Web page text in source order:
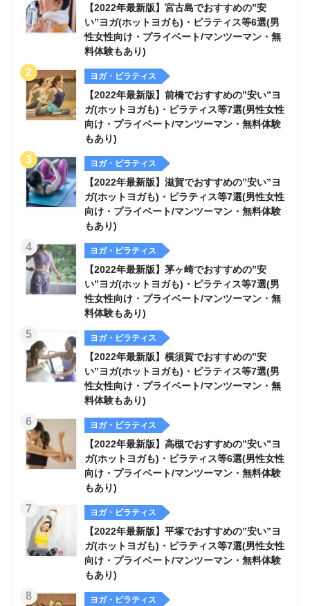
【2022年最新版】宮古島でおすすめの”安
い”ヨガ(ホットヨガも)・ピラティス等6選(男
性女性向け・プライベート/マンツーマン・無
料体験もあり)
ヨガ・ピラティス
【2022年最新版】前橋でおすすめの”安い”ヨ
ガ(ホットヨガも)・ピラティス等7選(男性女性
向け・プライベート/マンツーマン・無料体験
もあり)
ヨガ・ピラティス
【2022年最新版】滋賀でおすすめの”安い”ヨ
ガ(ホットヨガも)・ピラティス等7選(男性女性
向け・プライベート/マンツーマン・無料体験
もあり)
ヨガ・ピラティス
【2022年最新版】茅ヶ崎でおすすめの”安
い”ヨガ(ホットヨガも)・ピラティス等7選(男
性女性向け・プライベート/マンツーマン・無
料体験もあり)
ヨガ・ピラティス
【2022年最新版】横須賀でおすすめの”安
い”ヨガ(ホットヨガも)・ピラティス等7選(男
性女性向け・プライベート/マンツーマン・無
料体験もあり)
ヨガ・ピラティス
【2022年最新版】高槻でおすすめの”安い”ヨ
ガ(ホットヨガも)・ピラティス等6選(男性女性
向け・プライベート/マンツーマン・無料体験
もあり)
ヨガ・ピラティス
【2022年最新版】平塚でおすすめの”安い”ヨ
ガ(ホットヨガも)・ピラティス等7選(男性女性
向け・プライベート/マンツーマン・無料体験
もあり)
ヨガ・ピラティス